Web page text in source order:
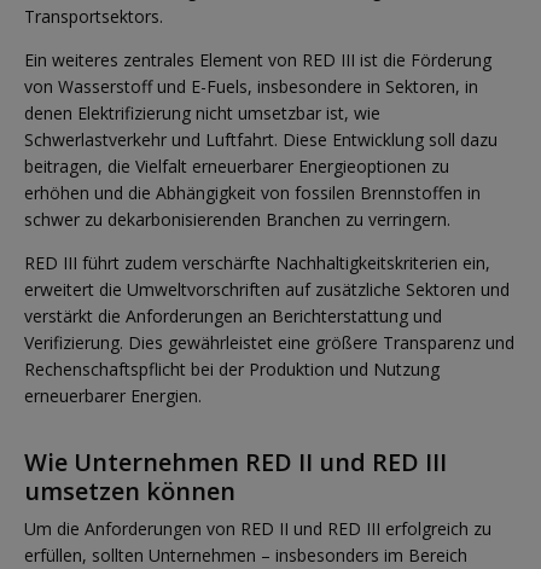
Transportsektors.
Ein weiteres zentrales Element von RED III ist die Förderung
von Wasserstoff und E-Fuels, insbesondere in Sektoren, in
denen Elektrifizierung nicht umsetzbar ist, wie
Schwerlastverkehr und Luftfahrt. Diese Entwicklung soll dazu
beitragen, die Vielfalt erneuerbarer Energieoptionen zu
erhöhen und die Abhängigkeit von fossilen Brennstoffen in
schwer zu dekarbonisierenden Branchen zu verringern.
RED III führt zudem verschärfte Nachhaltigkeitskriterien ein,
erweitert die Umweltvorschriften auf zusätzliche Sektoren und
verstärkt die Anforderungen an Berichterstattung und
Verifizierung. Dies gewährleistet eine größere Transparenz und
Rechenschaftspflicht bei der Produktion und Nutzung
erneuerbarer Energien.
Wie Unternehmen RED II und RED III
umsetzen können
Um die Anforderungen von RED II und RED III erfolgreich zu
erfüllen, sollten Unternehmen – insbesonders im Bereich